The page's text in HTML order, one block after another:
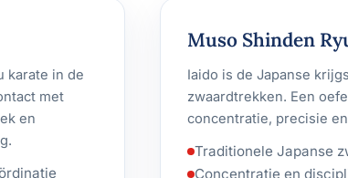
karate in de
met
en
Muso Shinden
Iaido is de Japanse
zwaardtrekken. Een
concentratie, precisie
Traditionele Japanse
Concentratie en